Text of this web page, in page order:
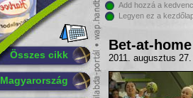
Összes cikk
Magyarország
Add hozzá a
Legyen ez a
Bet-at-
2011. augusztus